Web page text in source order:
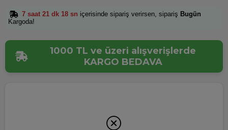
7 saat 21 dk 17 sn içerisinde sipariş verirsen, sipariş Bugün
Kargoda!
1000 TL ve üzeri alışverişlerde
KARGO BEDAVA